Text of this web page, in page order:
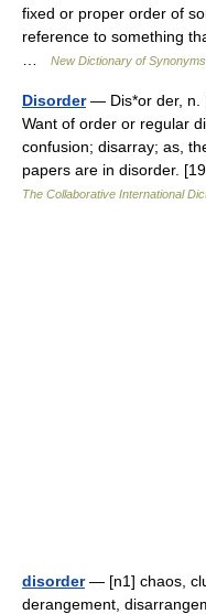
fixed or proper order of
reference to something
New Dictionary of Synonyms
Disorder— Dis*or der, n.
Want of order or regular
confusion; disarray; as,
papers are in disorder.
The Collaborative International
disorder— [n1] chaos,
derangement,